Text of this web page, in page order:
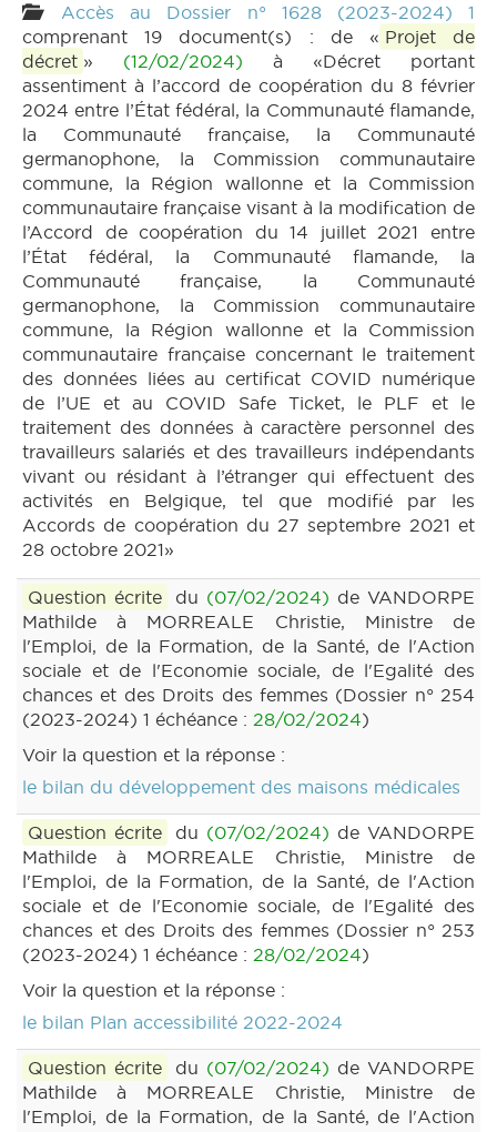
Accès au Dossier n° 1628 (2023-2024) 1
comprenant 19 document(s) : de « Projet de
décret » (12/02/2024) à «Décret portant
assentiment à l’accord de coopération du 8 février
2024 entre l’État fédéral, la Communauté flamande,
la Communauté française, la Communauté
germanophone, la Commission communautaire
commune, la Région wallonne et la Commission
communautaire française visant à la modification de
l’Accord de coopération du 14 juillet 2021 entre
l’État fédéral, la Communauté flamande, la
Communauté française, la Communauté
germanophone, la Commission communautaire
commune, la Région wallonne et la Commission
communautaire française concernant le traitement
des données liées au certificat COVID numérique
de l’UE et au COVID Safe Ticket, le PLF et le
traitement des données à caractère personnel des
travailleurs salariés et des travailleurs indépendants
vivant ou résidant à l’étranger qui effectuent des
activités en Belgique, tel que modifié par les
Accords de coopération du 27 septembre 2021 et
28 octobre 2021»
Question écrite du (07/02/2024) de VANDORPE
Mathilde à MORREALE Christie, Ministre de
l'Emploi, de la Formation, de la Santé, de l'Action
sociale et de l'Economie sociale, de l'Egalité des
chances et des Droits des femmes (Dossier n° 254
(2023-2024) 1 échéance : 28/02/2024)
Voir la question et la réponse :
le bilan du développement des maisons médicales
Question écrite du (07/02/2024) de VANDORPE
Mathilde à MORREALE Christie, Ministre de
l'Emploi, de la Formation, de la Santé, de l'Action
sociale et de l'Economie sociale, de l'Egalité des
chances et des Droits des femmes (Dossier n° 253
(2023-2024) 1 échéance : 28/02/2024)
Voir la question et la réponse :
le bilan Plan accessibilité 2022-2024
Question écrite du (07/02/2024) de VANDORPE
Mathilde à MORREALE Christie, Ministre de
l'Emploi, de la Formation, de la Santé, de l'Action